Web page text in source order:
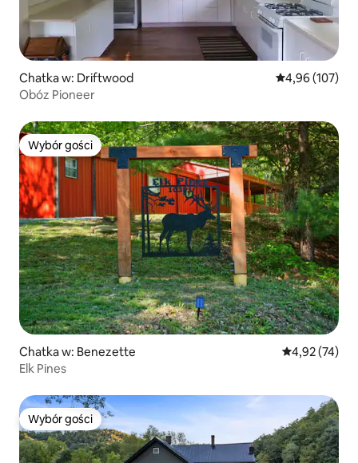
Chatka w: Driftwood Średnia
4,96 (107)
Obóz Pioneer
Wybór gości
Wybór gości
Chatka w: Benezette Średnia
4,92 (74)
Elk Pines
Wybór gości
Wybór gości